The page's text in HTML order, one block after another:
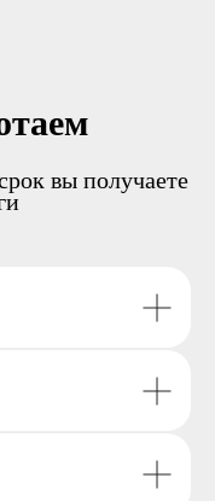
вы получаете